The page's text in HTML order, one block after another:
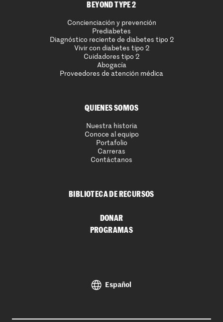
BEYOND TYPE 2
Concienciación y prevención
Prediabetes
Diagnóstico reciente de diabetes tipo 2
Vivir con diabetes tipo 2
Cuidadores tipo 2
Abogacía
Proveedores de atención médica
QUIENES SOMOS
Nuestra historia
Conoce al equipo
Portafolio
Carreras
Contáctanos
BIBLIOTECA DE RECURSOS
DONAR
PROGRAMAS
Español